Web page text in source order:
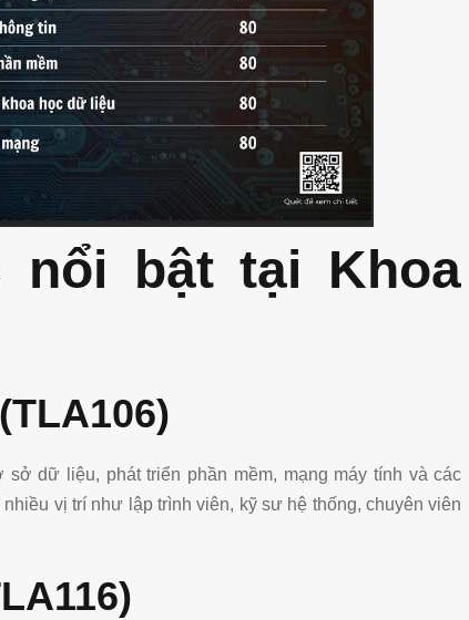
nổi bật tại Khoa
dữ liệu, phát triển phần mềm, mạng máy tính và các
vị trí như lập trình viên, kỹ sư hệ thống, chuyên viên